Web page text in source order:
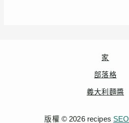
家
部落格
義大利麵醬
版權 © 2026 recipes SEO